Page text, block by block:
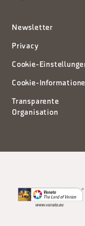
Newsletter
Privacy
Cookie-
Cookie-
Transparente
Organisation